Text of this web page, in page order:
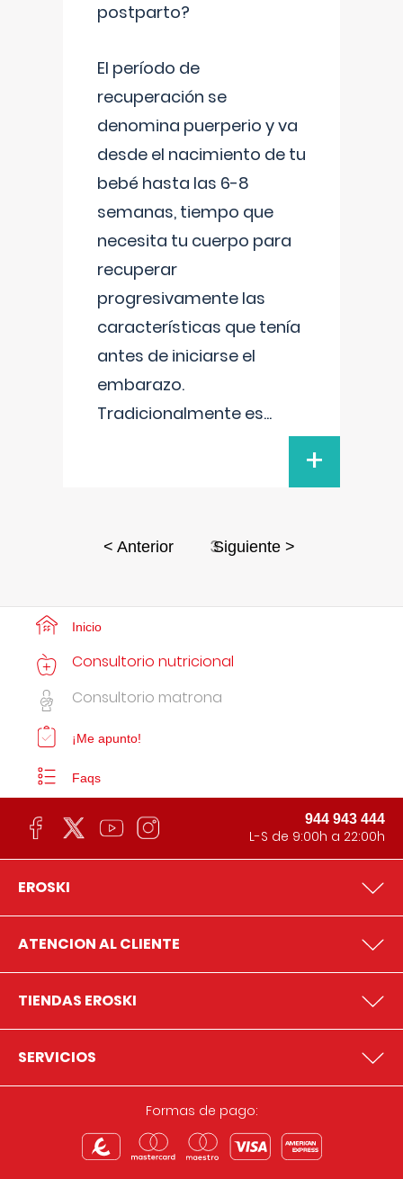
postparto?
El período de
recuperación se
denomina puerperio y va
desde el nacimiento de tu
bebé hasta las 6-8
semanas, tiempo que
necesita tu cuerpo para
recuperar
progresivamente las
características que tenía
antes de iniciarse el
embarazo.
Tradicionalmente es...
+
< Anterior 3Siguiente >
Inicio
Consultorio nutricional
Consultorio matrona
¡Me apunto!
Faqs
944 943 444
L-S de 9:00h a 22:00h
EROSKI
ATENCION AL CLIENTE
TIENDAS EROSKI
SERVICIOS
Formas de pago: